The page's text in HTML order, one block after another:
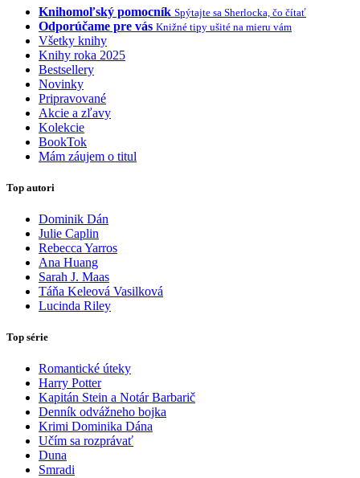
Knihomoľský pomocník Spýtajte sa Sherlocka, čo čítať
Odporúčame pre vás Knižné tipy ušité na mieru vám
Všetky knihy
Knihy roka 2025
Bestsellery
Novinky
Pripravované
Akcie a zľavy
Kolekcie
BookTok
Mám záujem o titul
Top autori
Dominik Dán
Julie Caplin
Rebecca Yarros
Ana Huang
Sarah J. Maas
Táňa Keleová Vasilková
Lucinda Riley
Top série
Romantické úteky
Harry Potter
Kapitán Stein a Notár Barbarič
Denník odvážneho bojka
Krimi Dominika Dána
Učím sa rozprávať
Duna
Smradi